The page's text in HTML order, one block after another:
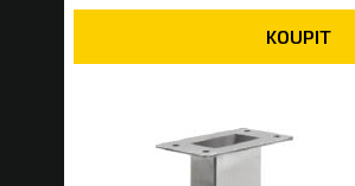
KOUPIT